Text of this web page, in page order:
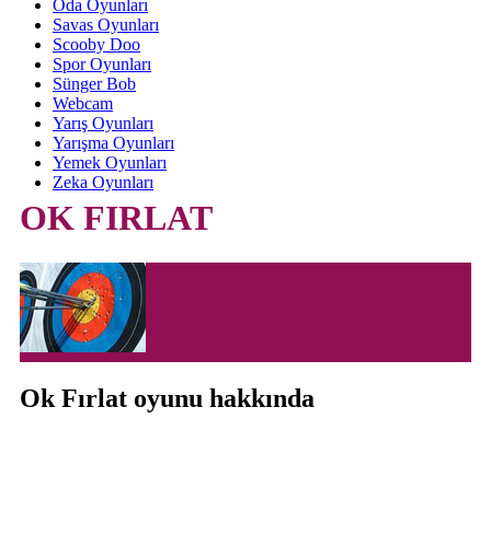
Oda Oyunları
Savas Oyunları
Scooby Doo
Spor Oyunları
Sünger Bob
Webcam
Yarış Oyunları
Yarışma Oyunları
Yemek Oyunları
Zeka Oyunları
OK FIRLAT
Ok Fırlat oyunu hakkında